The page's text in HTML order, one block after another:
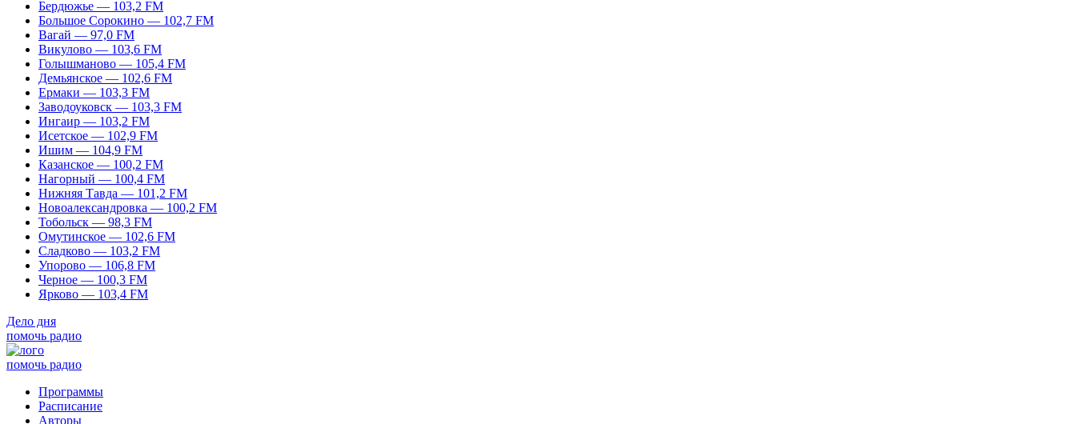
Бердюжье — 103,2 FM
Большое Сорокино — 102,7 FM
Вагай — 97,0 FM
Викулово — 103,6 FM
Голышманово — 105,4 FM
Демьянское — 102,6 FM
Ермаки — 103,3 FM
Заводоуковск — 103,3 FM
Ингаир — 103,2 FM
Исетское — 102,9 FM
Ишим — 104,9 FM
Казанское — 100,2 FM
Нагорный — 100,4 FM
Нижняя Тавда — 101,2 FM
Новоалександровка — 100,2 FM
Тобольск — 98,3 FM
Омутинское — 102,6 FM
Сладково — 103,2 FM
Упорово — 106,8 FM
Черное — 100,3 FM
Ярково — 103,4 FM
Дело дня
помочь радио
помочь радио
Программы
Расписание
Авторы